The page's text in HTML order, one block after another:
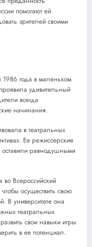
помогают ей
зрителей своими
года в маленьком
удивительный
всегда
начинания.
в театральных
Ее режиссерские
оставили равнодушными
Всероссийский
осуществить свою
В университете она
театральных
свои навыки игры
в ее потенциал.